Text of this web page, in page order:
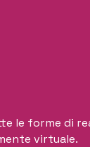
le forme di
virtuale.